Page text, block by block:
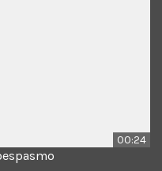
00:24